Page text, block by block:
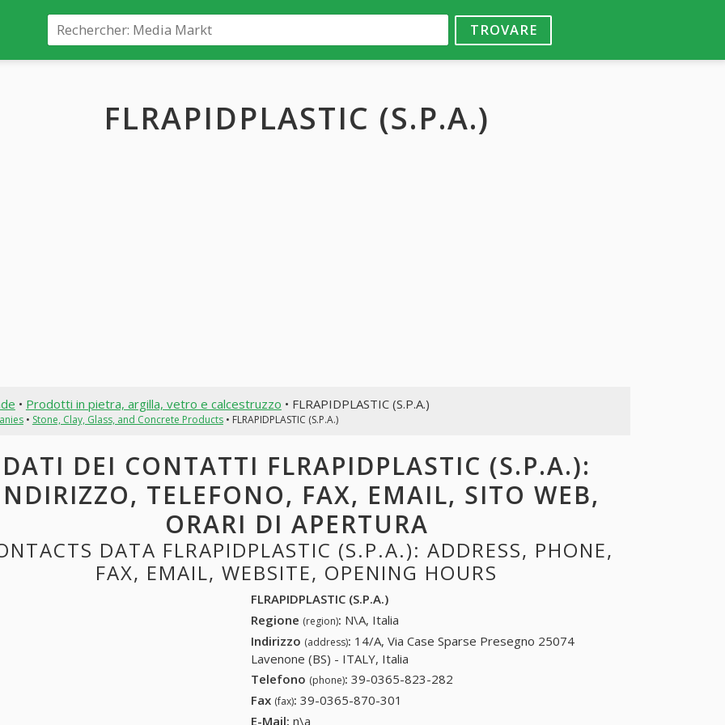
TROVARE
FLRAPIDPLASTIC (S.P.A.)
• Prodotti in pietra, argilla, vetro e calcestruzzo • FLRAPIDPLASTIC (S.P.A.)
• Stone, Clay, Glass, and Concrete Products• FLRAPIDPLASTIC (S.P.A.)
DATI DEI CONTATTI FLRAPIDPLASTIC (S.P.A.):
TELEFONO, FAX, EMAIL, SITO WEB,
ORARI DI APERTURA
DATA FLRAPIDPLASTIC (S.P.A.): ADDRESS, PHONE,
FAX, EMAIL, WEBSITE, OPENING HOURS
FLRAPIDPLASTIC (S.P.A.)
Regione (region): N\A, Italia
Indirizzo (address): 14/A, Via Case Sparse Presegno 25074
Lavenone (BS) - ITALY, Italia
Telefono (phone): 39-0365-823-282
Fax (fax): 39-0365-870-301
E-Mail: n\a